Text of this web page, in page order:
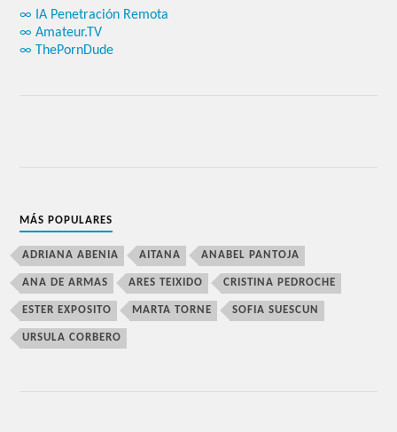
∞ IA Penetración Remota
∞ Amateur.TV
∞ ThePornDude
MÁS POPULARES
ADRIANA ABENIA AITANA ANABEL PANTOJA
ANA DE ARMAS ARES TEIXIDO CRISTINA PEDROCHE
ESTER EXPOSITO MARTA TORNE SOFIA SUESCUN
URSULA CORBERO